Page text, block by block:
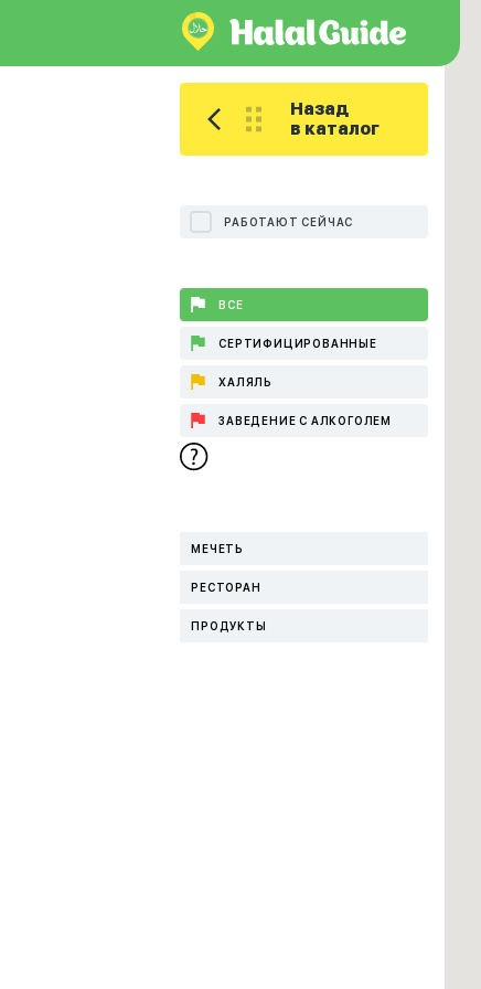
Назад
в каталог
РАБОТАЮТ СЕЙЧАС
ВСЕ
СЕРТИФИЦИРОВАННЫЕ
ХАЛЯЛЬ
ЗАВЕДЕНИЕ С АЛКОГОЛЕМ
МЕЧЕТЬ
РЕСТОРАН
ПРОДУКТЫ